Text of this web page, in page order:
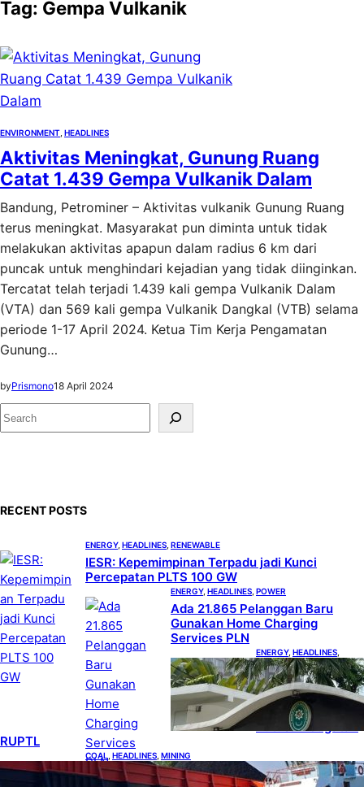
Tag: Gempa Vulkanik
ENVIRONMENT HEADLINES
Aktivitas Meningkat, Gunung Ruang
Catat 1.439 Gempa Vulkanik Dalam
Bandung, Petrominer – Aktivitas vulkanik Gunung Ruang
terus meningkat. Masyarakat pun diminta untuk tidak
melakukan aktivitas apapun dalam radius 6 km dari
puncak untuk menghindari kejadian yang tidak diinginkan.
Tercatat telah terjadi 1.439 kali gempa Vulkanik Dalam
(VTA) dan 569 kali gempa Vulkanik Dangkal (VTB) selama
periode 1-17 April 2024. Ketua Tim Kerja Pengamatan
Gunung…
byPrismono18 April 2024
S
e
RECENT POSTS
ENERGY, HEADLINES RENEWABLE
IESR: Kepemimpinan Terpadu jadi Kunci
Percepatan PLTS 100 GW
ENERGY, HEADLINES POWER
Ada 21.865 Pelanggan Baru
Gunakan Home Charging
Services PLN
ENERGY, HEADLINES
POWER
Koalisi Bersihkan
Indonesia Ajukan
Banding atas
Putusan Gugatan
RUPTL
COAL HEADLINES MINING
Lelang Batubara Sitaan, Negara Dapat Lebih